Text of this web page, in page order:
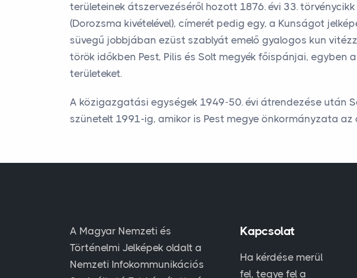
területeinek átszervezéséről hozott 1876. évi 33.
(Dorozsma kivételével), címerét pedig egy, a Kunságot
süvegű jobbjában ezüst szablyát emelő gyalogos kun
török időkben Pest, Pilis és Solt megyék főispánjai,
területeket.
A közigazgatási egységek 1949-50. évi átrendezése után
szünetelt 1991-ig, amikor is Pest megye önkormányzata
A Magyar Nemzeti és
Történelmi Jelképek oldalt a
Nemzeti Infokommunikációs
Kapcsolat
Ha kérdése merül
fel, tegye fel a